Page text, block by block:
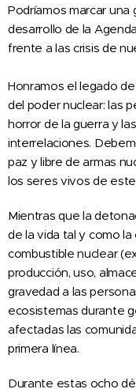
Podríamos marcar
desarrollo de la
frente a las crisis de
Honramos el legado
del poder nuclear: las
horror de la guerra y
interrelaciones.
paz y libre de armas
los seres vivos de
Mientras que la
de la vida tal y como
combustible nuclear
producción, uso,
gravedad a las
ecosistemas durante
afectadas las
primera línea.
Durante estas ocho